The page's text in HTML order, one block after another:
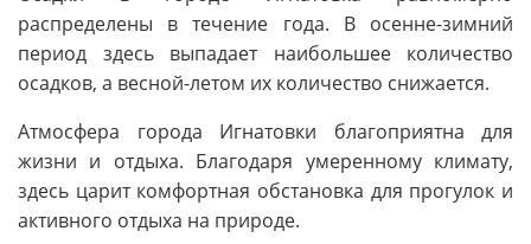
распределены в течение года. В осенне-зимний
период здесь выпадает наибольшее количество
осадков, а весной-летом их количество снижается.
Атмосфера города Игнатовки благоприятна для
жизни и отдыха. Благодаря умеренному климату,
здесь царит комфортная обстановка для прогулок и
активного отдыха на природе.